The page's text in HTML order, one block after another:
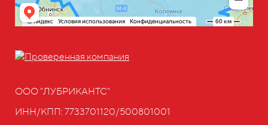
ООО "ЛУБРИКАНТС"
ИНН/КПП: 7733701120/500801001